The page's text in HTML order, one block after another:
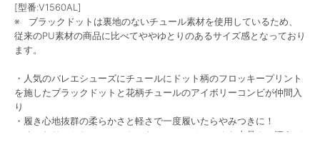
[型番:V1560AL]
※ ブラックドットは裏地のないチュール素材を使用しているため、
従来のPU素材の商品に比べてややゆとりのあるサイズ感となっており
ます。
・人気のバレエシューズにチュールにドット柄のフロッキープリント
を施したブラックドットと花柄チュールのアイボリーコンビが仲間入
り
・履き心地抜群の柔らかさと軽さで一度履いたらやみつきに！
・くったりとしたシルエットでも、フレンチシックな上品さの漂うバ